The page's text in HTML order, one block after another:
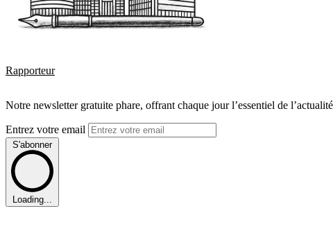
Rapporteur
Notre newsletter gratuite phare, offrant chaque jour l’essentiel de
Entrez votre email
S'abonner
Loading...